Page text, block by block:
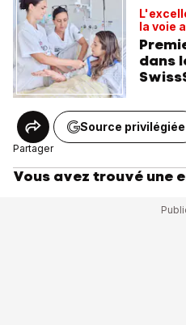
la voie
dans
Partager
Source privilégiée
Vous avez trouvé une